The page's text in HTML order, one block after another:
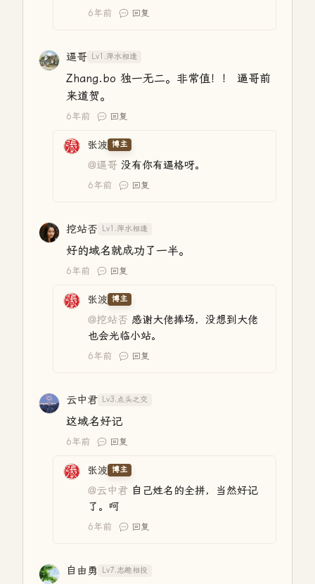
6年前 回复
逼哥 Lv1.萍水相逢
Zhang.bo 独一无二。非常值！！ 逼哥前
来道贺。
6年前 回复
张波 博主
@逼哥 没有你有逼格呀。
6年前 回复
挖站否 Lv1.萍水相逢
好的域名就成功了一半。
6年前 回复
张波 博主
@挖站否 感谢大佬捧场，没想到大佬
也会光临小站。
6年前 回复
云中君 Lv3.点头之交
这域名好记
6年前 回复
张波 博主
@云中君 自己姓名的全拼，当然好记
了。呵
6年前 回复
自由勇 Lv7.志趣相投